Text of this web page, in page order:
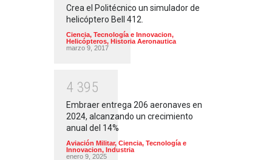
Crea el Politécnico un simulador de
helicóptero Bell 412.
Ciencia, Tecnología e Innovacion,
Helicópteros, Historia Aeronautica
marzo 9, 2017
4 395
Embraer entrega 206 aeronaves en
2024, alcanzando un crecimiento
anual del 14%
Aviación Militar, Ciencia, Tecnología e
Innovacion, Industria
enero 9, 2025